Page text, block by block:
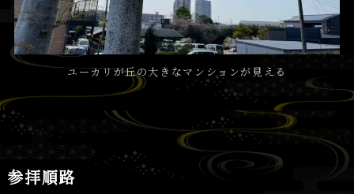
ユーカリが丘の大きなマンションが見える
参拝順路